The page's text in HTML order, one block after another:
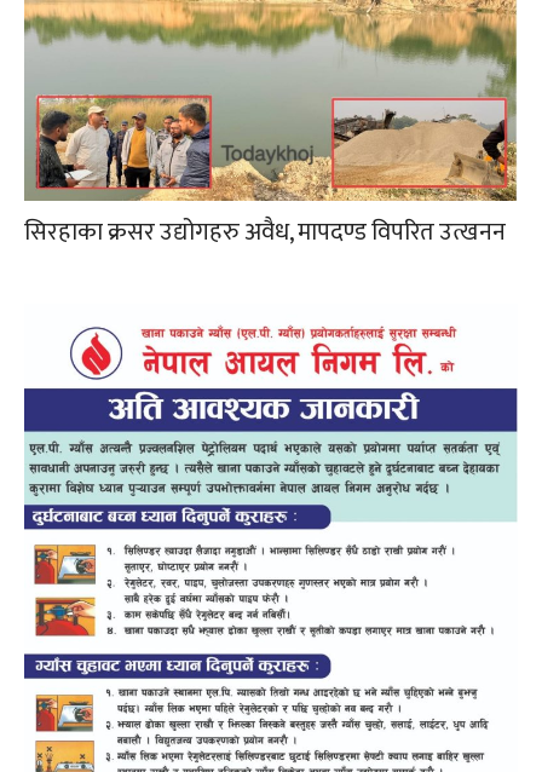
सिरहाका क्रसर उद्योगहरु अवैध, मापदण्ड विपरित उत्खनन